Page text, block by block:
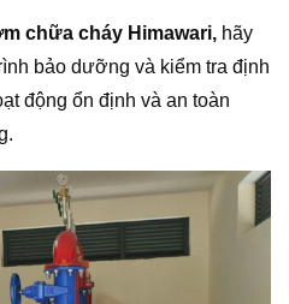
chữa cháy Himawari, hãy
bảo dưỡng và kiểm tra định
động ổn định và an toàn